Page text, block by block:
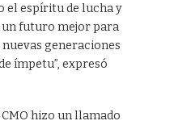
el espíritu de lucha y
futuro mejor para
generaciones
ímpetu”, expresó
hizo un llamado